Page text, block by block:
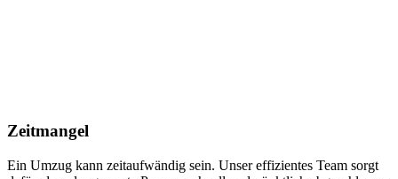
Zeitmangel
Ein Umzug kann zeitaufwändig sein. Unser effizientes Team sorgt